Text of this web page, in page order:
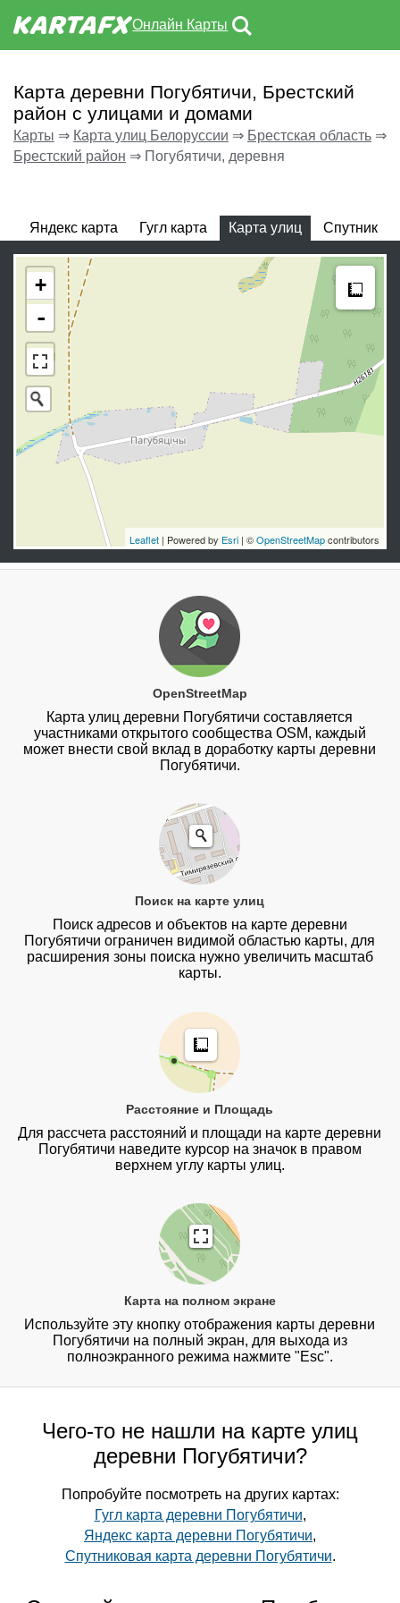
Онлайн Карты
Карта деревни Погубятичи, Брестский
район с улицами и домами
Карты ⇒ Карта улиц Белоруссии ⇒ Брестская область ⇒
Брестский район ⇒ Погубятичи, деревня
Яндекс карта Гугл карта Карта улиц Спутник
+
-
Leaflet | Powered by Esri | ©OpenStreetMapcontributors
OpenStreetMap
Карта улиц деревни Погубятичи составляется
участниками открытого сообщества OSM, каждый
может внести свой вклад в доработку карты деревни
Погубятичи.
Поиск на карте улиц
Поиск адресов и объектов на карте деревни
Погубятичи ограничен видимой областью карты, для
расширения зоны поиска нужно увеличить масштаб
карты.
Расстояние и Площадь
Для рассчета расстояний и площади на карте деревни
Погубятичи наведите курсор на значок в правом
верхнем углу карты улиц.
Карта на полном экране
Используйте эту кнопку отображения карты деревни
Погубятичи на полный экран, для выхода из
полноэкранного режима нажмите "Esc".
Чего-то не нашли на карте улиц
деревни Погубятичи?
Попробуйте посмотреть на других картах:
Гугл карта деревни Погубятичи,
Яндекс карта деревни Погубятичи,
Спутниковая карта деревни Погубятичи.